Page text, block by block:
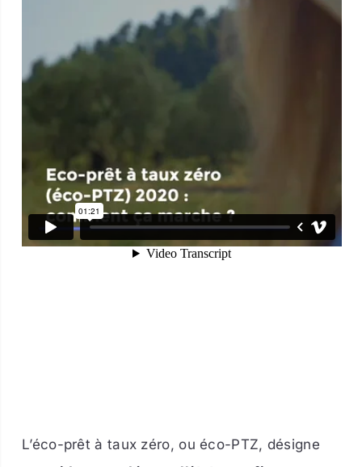
L’éco-prêt à taux zéro, ou éco-PTZ, désigne